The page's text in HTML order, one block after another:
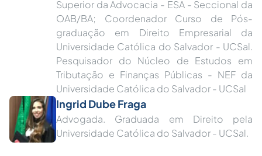
Superior da Advocacia - ESA - Seccional da
OAB/BA; Coordenador Curso de Pós-
graduação em Direito Empresarial da
Universidade Católica do Salvador - UCSal.
Pesquisador do Núcleo de Estudos em
Tributação e Finanças Públicas - NEF da
Universidade Católica do Salvador - UCSal
Ingrid Dube Fraga
Advogada. Graduada em Direito pela
Universidade Católica do Salvador - UCSal.